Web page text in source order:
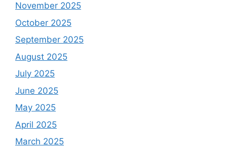
November 2025
October 2025
September 2025
August 2025
July 2025
June 2025
May 2025
April 2025
March 2025